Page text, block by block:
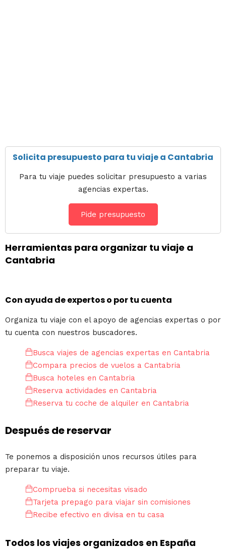
Solicita presupuesto para tu viaje a Cantabria
Para tu viaje puedes solicitar presupuesto a varias
agencias expertas.
Pide presupuesto
Herramientas para organizar tu viaje a
Cantabria
Con ayuda de expertos o por tu cuenta
Organiza tu viaje con el apoyo de agencias expertas o por
tu cuenta con nuestros buscadores.
Busca viajes de agencias expertas en Cantabria
Compara precios de vuelos a Cantabria
Busca hoteles en Cantabria
Reserva actividades en Cantabria
Reserva tu coche de alquiler en Cantabria
Después de reservar
Te ponemos a disposición unos recursos útiles para
preparar tu viaje.
Comprueba si necesitas visado
Tarjeta prepago para viajar sin comisiones
Recibe efectivo en divisa en tu casa
Todos los viajes organizados en España